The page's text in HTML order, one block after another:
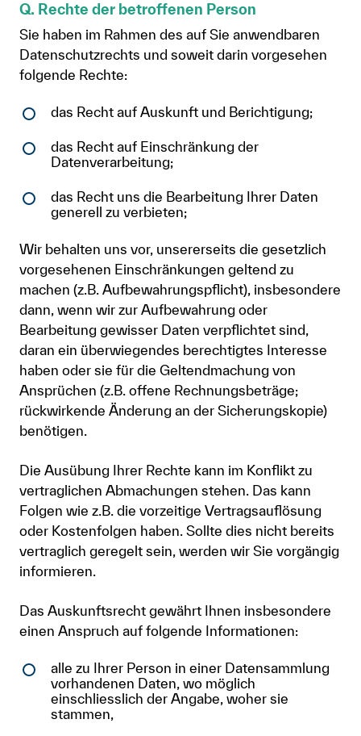
Q. Rechte der betroffenen Person
Sie haben im Rahmen des auf Sie anwendbaren
Datenschutzrechts und soweit darin vorgesehen
folgende Rechte:
​​​​​​​das Recht auf Auskunft und Berichtigung;
das Recht auf Einschränkung der
Datenverarbeitung;
das Recht uns die Bearbeitung Ihrer Daten
generell zu verbieten;
Wir behalten uns vor, unsererseits die gesetzlich
vorgesehenen Einschränkungen geltend zu
machen (z.B. Aufbewahrungspflicht), insbesondere
dann, wenn wir zur Aufbewahrung oder
Bearbeitung gewisser Daten verpflichtet sind,
daran ein überwiegendes berechtigtes Interesse
haben oder sie für die Geltendmachung von
Ansprüchen (z.B. offene Rechnungsbeträge;
rückwirkende Änderung an der Sicherungskopie)
benötigen.
Die Ausübung Ihrer Rechte kann im Konflikt zu
vertraglichen Abmachungen stehen. Das kann
Folgen wie z.B. die vorzeitige Vertragsauflösung
oder Kostenfolgen haben. Sollte dies nicht bereits
vertraglich geregelt sein, werden wir Sie vorgängig
informieren.
Das Auskunftsrecht gewährt Ihnen insbesondere
einen Anspruch auf folgende Informationen:
alle zu Ihrer Person in einer Datensammlung
vorhandenen Daten, wo möglich
einschliesslich der Angabe, woher sie
stammen,